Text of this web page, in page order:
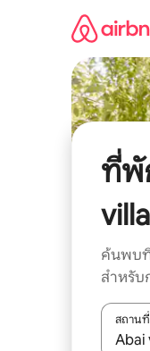
ที่พั
ค้นพบ
สำหรับ
สถานที่
ใช้ลูก